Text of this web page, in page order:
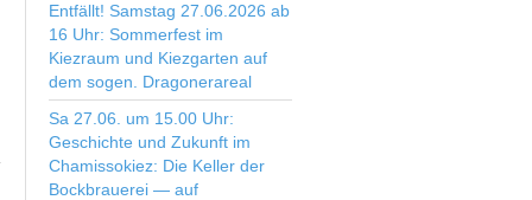
Entfällt! Samstag 27.06.2026 ab
16 Uhr: Sommerfest im
Kiezraum und Kiezgarten auf
dem sogen. Dragonerareal
Sa 27.06. um 15.00 Uhr:
Geschichte und Zukunft im
Chamissokiez: Die Keller der
Bockbrauerei — auf